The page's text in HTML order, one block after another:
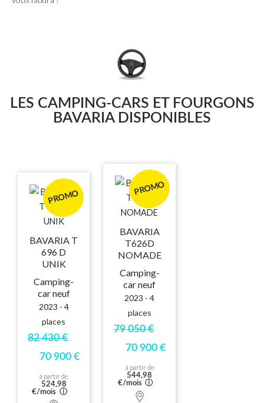
LES CAMPING-CARS ET FOURGONS
BAVARIA DISPONIBLES
PROMO
BAVARIA T
696 D
UNIK
Camping-
car neuf
2023 - 4
places
82 430 €
70 900 €
à partir de
524,98
€/mois ⓘ
PROMO
BAVARIA
T626D
NOMADE
Camping-
car neuf
2023 - 4
places
79 050 €
70 900 €
à partir de
544,98
€/mois ⓘ